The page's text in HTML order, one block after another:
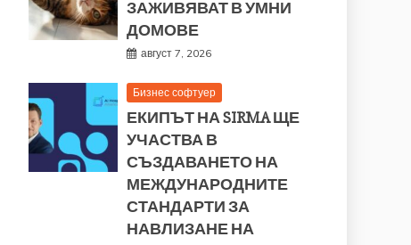
ЗАЖИВЯВАТ В УМНИ
ДОМОВЕ
август 7, 2026
Бизнес софтуер
ЕКИПЪТ НА SIRMA ЩЕ
УЧАСТВА В
СЪЗДАВАНЕТО НА
МЕЖДУНАРОДНИТЕ
СТАНДАРТИ ЗА
НАВЛИЗАНЕ НА